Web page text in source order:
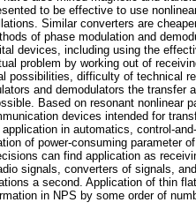
to be effective to use
Similar converters are
of phase modulation and
devices, including using the
problem by working out of
possibilities, difficulty of technical
and demodulators the
Based on resonant nonlinear
devices intended for
in automatics, control-
of power-consuming parameter
can find application as
signals, converters of signals,
a second. Application of thin
in NPS by some order of